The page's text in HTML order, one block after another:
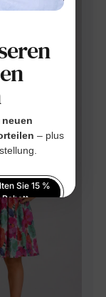
neuen
– plus
Sie 15 %
Rabatt
unserer